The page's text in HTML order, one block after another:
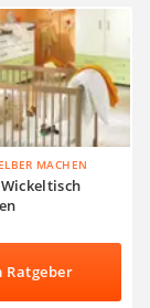
MACHEN
Ratgeber